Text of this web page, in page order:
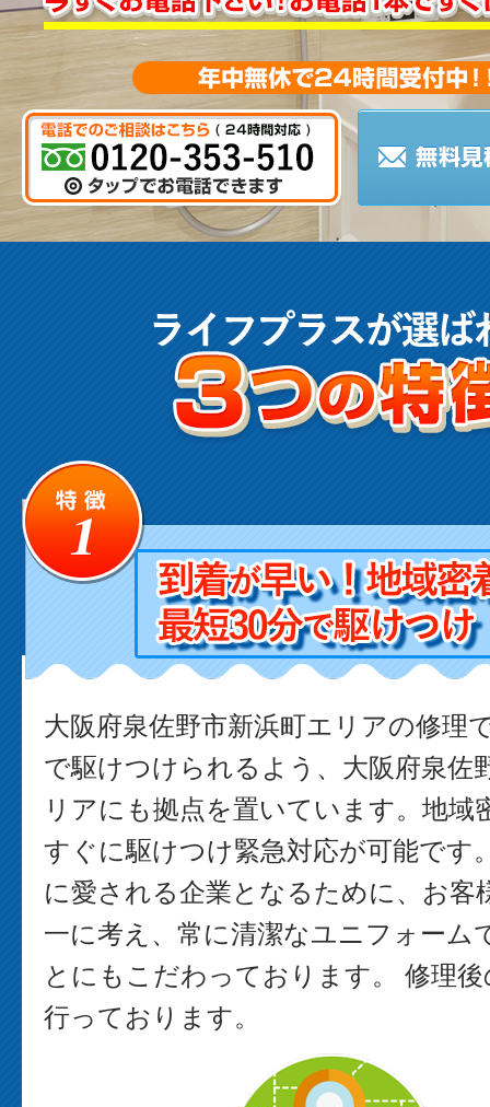
大阪府泉佐野市新浜町エリアの修理
で駆けつけられるよう、大阪府泉佐
リアにも拠点を置いています。地域
すぐに駆けつけ緊急対応が可能です
に愛される企業となるために、お客
一に考え、常に清潔なユニフォーム
とにもこだわっております。 修理
行っております。